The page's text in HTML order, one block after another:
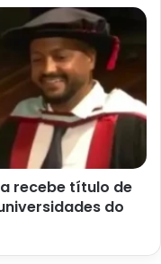
recebe título de
do